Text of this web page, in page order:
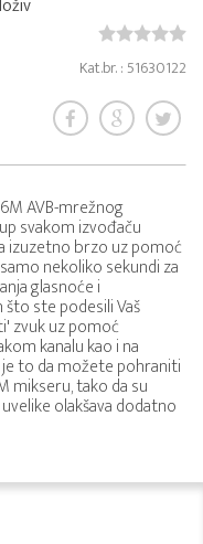
Kat.br. : 51630122
AVB-mrežnog
svakom izvođaču
izuzetno brzo uz pomoć
nekoliko sekundi za
glasnoće i
ste podesili Vaš
zvuk uz pomoć
kanalu kao i na
to da možete pohraniti
mikseru, tako da su
olakšava dodatno